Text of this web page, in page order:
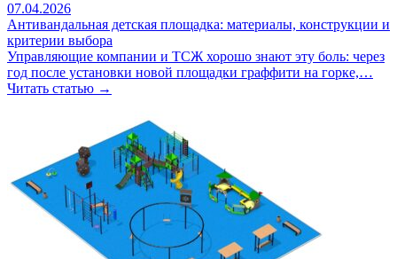
07.04.2026
Антивандальная детская площадка: материалы, конструкции и
критерии выбора
Управляющие компании и ТСЖ хорошо знают эту боль: через
год после установки новой площадки граффити на горке,…
Читать статью →